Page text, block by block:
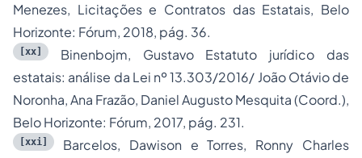
Menezes, Licitações e Contratos das Estatais, Belo
Horizonte: Fórum, 2018, pág. 36.
[xx]
Binenbojm, Gustavo Estatuto jurídico das
estatais: análise da Lei nº 13.303/2016/ João Otávio de
Noronha, Ana Frazão, Daniel Augusto Mesquita (Coord.),
Belo Horizonte: Fórum, 2017, pág. 231.
[xxi]
Barcelos, Dawison e Torres, Ronny Charles